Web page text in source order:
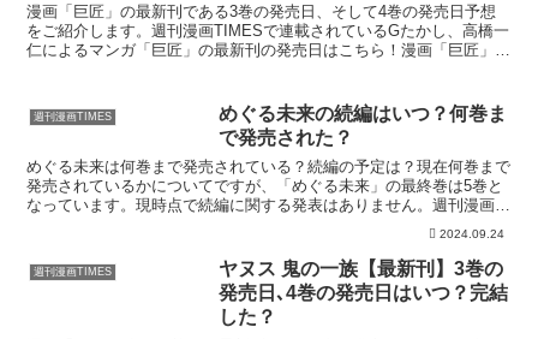
漫画「巨匠」の最新刊である3巻の発売日、そして4巻の発売日予想
をご紹介します。週刊漫画TIMESで連載されているGたかし、高橋一
仁によるマンガ「巨匠」の最新刊の発売日はこちら！漫画「巨匠」3
週刊漫画TIMES
めぐる未来の続編はいつ？何巻ま
で発売された？
めぐる未来は何巻まで発売されている？続編の予定は？現在何巻まで
発売されているかについてですが、「めぐる未来」の最終巻は5巻と
なっています。現時点で続編に関する発表はありません。週刊漫画
TIMESの連載作品では、板倉梓による マンガ「瓜を破る... 2024.09.24
週刊漫画TIMES
ヤヌス 鬼の一族【最新刊】3巻の
発売日､4巻の発売日はいつ？完結
した？